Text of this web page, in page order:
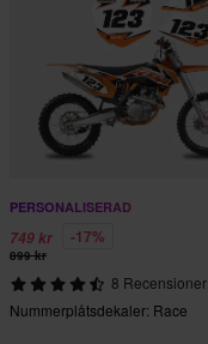
PERSONALISERAD
749 kr -17%
899 kr
8 Recensioner
Nummerplåtsdekaler: Race